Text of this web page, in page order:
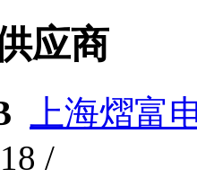
应商
上海熠富
/